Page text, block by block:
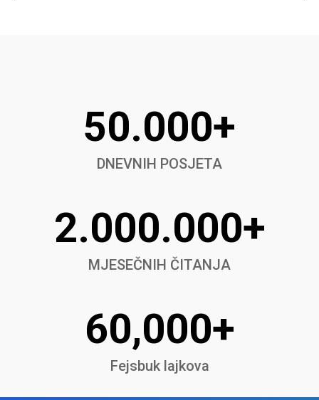
50.000+
DNEVNIH POSJETA
2.000.000+
MJESEČNIH ČITANJA
60,000+
Fejsbuk lajkova